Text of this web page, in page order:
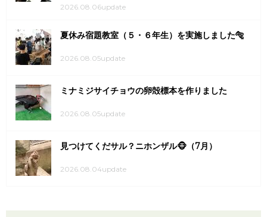
2026.08.06update
夏休み宿題教室（５・６年生）を実施しました🐅
2026.08.05update
ミナミジサイチョウの卵殻標本を作りました
2026.08.05update
見つけてくだサル？ニホンザル🐵（7月）
2026.08.04update